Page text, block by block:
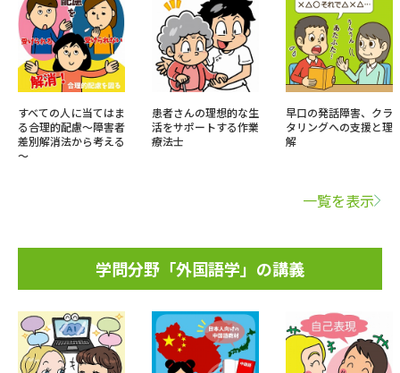
すべての人に当てはま
る合理的配慮～障害者
差別解消法から考える
～
患者さんの理想的な生
活をサポートする作業
療法士
早口の発話障害、クラ
タリングへの支援と理
解
一覧を表示
学問分野「外国語学」の講義